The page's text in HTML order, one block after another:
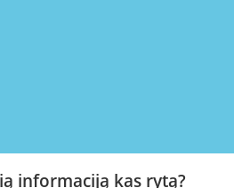
informaciją kas rytą?